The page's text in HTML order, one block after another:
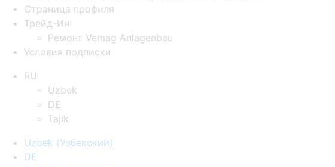
Страница профиля
Трейд-Ин
Ремонт Vemag Anlagenbau
Условия подписки
RU
Uzbek
DE
Tajik
Uzbek (Узбекский)
DE